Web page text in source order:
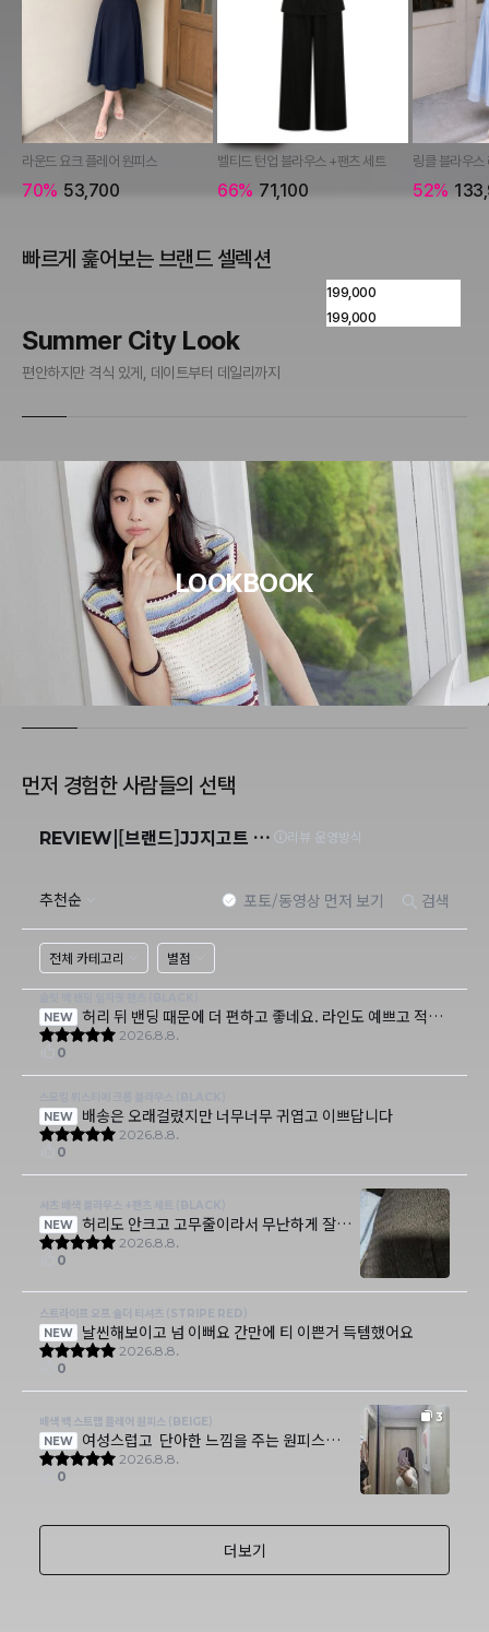
라운드 요크 플레어 원피스
70% 53,700
벨티드 턴업 블라우스 +팬츠 세트
66% 71,100
링클 블라우스
52%
빠르게 훑어보는 브랜드 셀렉션
Summer City Look
편안하지만 격식 있게, 데이트부터 데일리까지
199,000
199,000
LOOKBOOK
먼저 경험한 사람들의 선택